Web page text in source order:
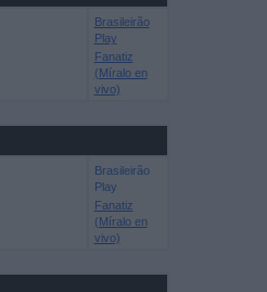
Brasileirão
Play
Fanatiz
(Míralo en
vivo)
Brasileirão
Play
Fanatiz
(Míralo en
vivo)